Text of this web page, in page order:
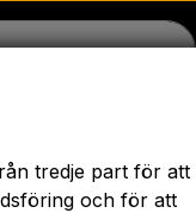
Päron Färg
tredje part för att
och för att